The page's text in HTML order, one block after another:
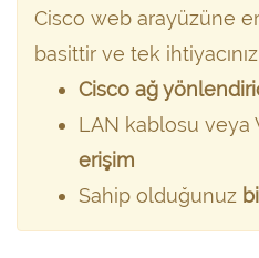
Cisco web arayüzüne
basittir ve tek
Cisco ağ
LAN kablosu veya
erişim
Sahip olduğunuz